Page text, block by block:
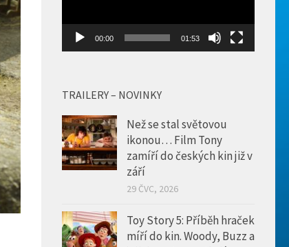
00:00 01:53
TRAILERY – NOVINKY
Než se stal světovou
ikonou… Film Tony
zamíří do českých kin již v
září
29 ČVC, 2026
Toy Story 5: Příběh hraček
míří do kin. Woody, Buzz a